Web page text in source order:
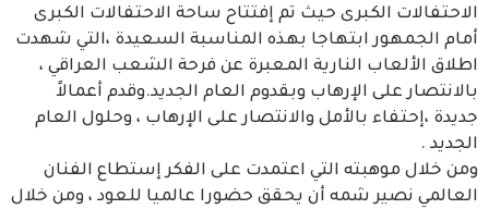
الاحتفالات الكبرى حيث تم إفتتاح ساحة الاحتفالات الكبرى
أمام الجمهور ابتهاجا بهذه المناسبة السعيدة ،التي شهدت
اطلاق الألعاب النارية المعبرة عن فرحة الشعب العراقي ،
بالانتصار على الإرهاب وبقدوم العام الجديد.وقدم أعمالاً
جديدة ،إحتفاء بالأمل والانتصار على الإرهاب ، وحلول العام
الجديد .
ومن خلال موهبته التي اعتمدت على الفكر إستطاع الفنان
العالمي نصير شمه أن يحقق حضورا عالميا للعود ، ومن خلال